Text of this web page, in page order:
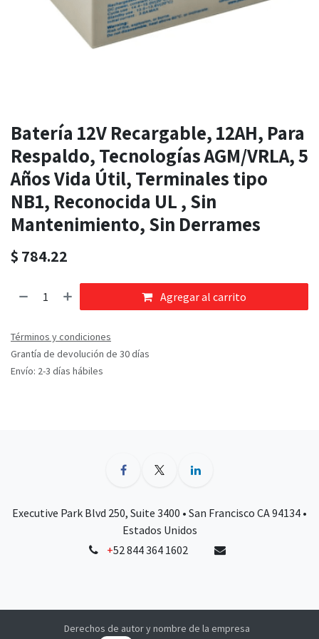
Batería 12V Recargable, 12AH, Para
Respaldo, Tecnologías AGM/VRLA, 5
Años Vida Útil, Terminales tipo
NB1, Reconocida UL , Sin
Mantenimiento, Sin Derrames
$ 784.22
Agregar al carrito
Términos y condiciones
Grantía de devolución de 30 días
Envío: 2-3 días hábiles
Executive Park Blvd 250, Suite 3400 • San Francisco CA 94134 •
Estados Unidos
+52 844 364 1602
Derechos de autor y nombre de la empresa